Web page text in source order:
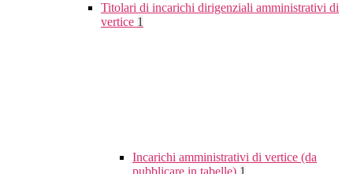
Titolari di incarichi dirigenziali amministrativi di
vertice 1
Incarichi amministrativi di vertice (da